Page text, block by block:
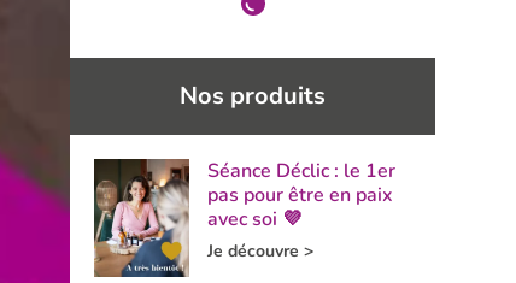
Nos produits
Séance Déclic : le 1er
pas pour être en paix
avec soi 💜
Je découvre >